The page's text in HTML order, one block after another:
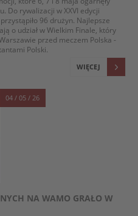
Do rywalizacji w XXVI edycji
96 drużyn. Najlepsze
o udział w Wielkim Finale, który
przed meczem Polska -
Polski.
WIĘCEJ
04 / 05 / 26
NA WAMO GRAŁO W